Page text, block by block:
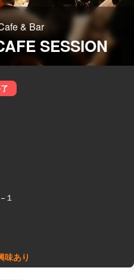
& Bar
SESSION
１
味あり